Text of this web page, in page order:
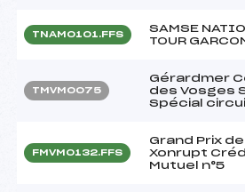
TNAM0101.FFS
SAMSE
TOUR
TMVM0075
Gérardmer
des Vosges
Spécial
FMVM0132.FFS
Grand Prix de
Xonrupt
Mutuel n°5